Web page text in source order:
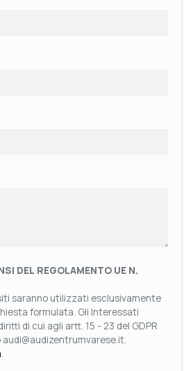
DEL REGOLAMENTO UE N.
saranno utilizzati esclusivamente
formulata. Gli Interessati
di cui agli artt. 15 - 23 del GDPR
.